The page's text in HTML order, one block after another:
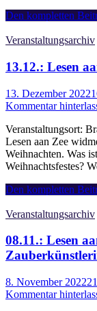
14.02.:
aan
–
Hans
Werner
Richter
und
die
Gruppe
47
Den kompletten
Veranstaltungsarchiv
13.12.: Lesen
13. Dezember 2022
Kommentar
Veranstaltungsort:
Lesen aan Zee
Weihnachten. Was
Weihnachtsfestes?
13.12.:
aan
–
Literarische
Weihnachten
Den kompletten
Veranstaltungsarchiv
08.11.: Lesen
8. November 2022
Kommentar